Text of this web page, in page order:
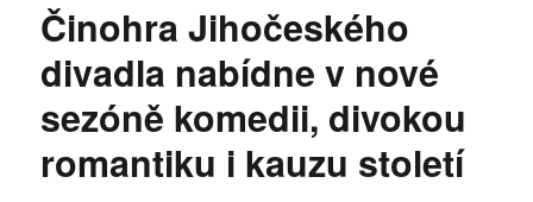
Činohra Jihočeského
divadla nabídne v nové
sezóně komedii, divokou
romantiku i kauzu století